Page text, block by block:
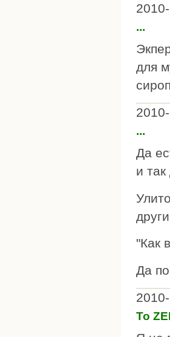
...
для
...
Да
и
"Как
Да
То